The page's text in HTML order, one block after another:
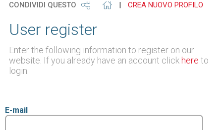
CONDIVIDI QUESTO | CREA NUOVO PROFILO
User register
Enter the following information to register on our
website. If you already have an account click here to
login.
E-mail